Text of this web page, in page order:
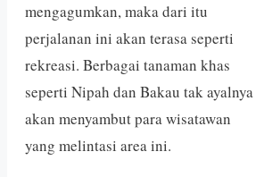
mengagumkan, maka dari itu
perjalanan ini akan terasa seperti
rekreasi. Berbagai tanaman khas
seperti Nipah dan Bakau tak ayalnya
akan menyambut para wisatawan
yang melintasi area ini.